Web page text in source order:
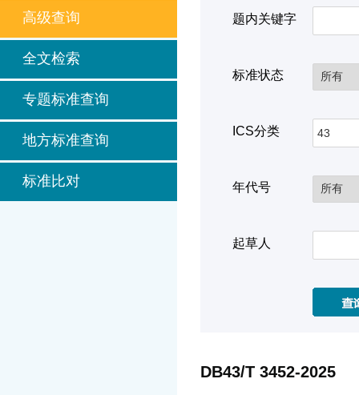
高级查询
全文检索
专题标准查询
地方标准查询
标准比对
题内关键字
标准状态
ICS分类
年代号
起草人
DB43/T 3452-2025